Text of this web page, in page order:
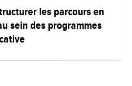
les parcours en
sein des programmes